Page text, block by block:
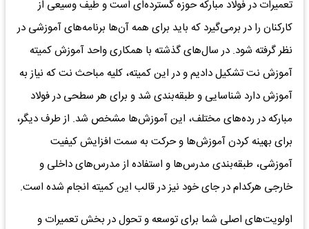
تعمیرات در فولاد مبارکه حوزه گسترده‌ای است و طیف وسیعی از
کارکنان را در برمی‌گیرد که باید برای همه آن‌ها برنامه‌های آموزشی در
نظر گرفته شود. در سال‌های گذشته با همکاری واحد آموزش کمیته
آموزش نت تشکیل دادیم و در این کمیته، کلیه مباحث نت که نیاز به
آموزش دارد شناسایی و طبقه‌بندی شد و برای هر سطحی در فولاد
مبارکه در رده‌های مختلف، این آموزش‌ها مشخص شد. از طرف دیگر،
برای بهینه کردن آموزش‌ها و حرکت به سمت افزایش کیفیت
آموزشی، طبقه‌بندی مدرس‌ها و استفاده از مدرس‌های داخلی و
خارجی هرکدام در جای خود نیز در قالب این کمیته انجام شده است.
اولویت‌های اصلی شما برای توسعه و تحول در بخش تعمیرات و